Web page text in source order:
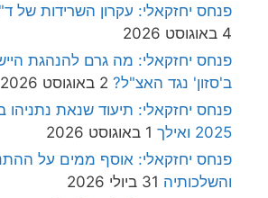
פנחס יחזקאלי: עקרון השרידות של
4 באוגוסט 2026
פנחס יחזקאלי: מה גרם להנהגת
ב'סזון' נגד האצ"ל? 2 באוגוסט 2026
פנחס יחזקאלי: תיעוד שנאת נתניהו
2025 ואילך
1 באוגוסט 2026
פנחס יחזקאלי: אוסף ממים על
והשלכותיה 31 ביולי 2026